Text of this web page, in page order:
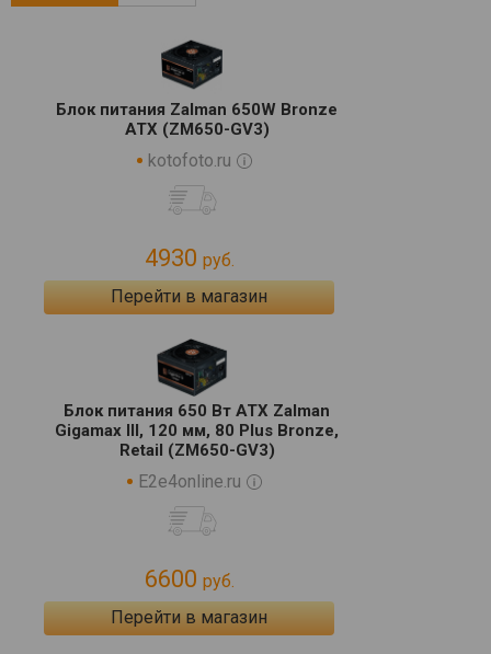
Блок питания Zalman 650W Bronze
ATX (ZM650-GV3)
kotofoto.ru
4930 руб.
Перейти в магазин
Блок питания 650 Вт ATX Zalman
Gigamax III, 120 мм, 80 Plus Bronze,
Retail (ZM650-GV3)
E2e4online.ru
6600 руб.
Перейти в магазин